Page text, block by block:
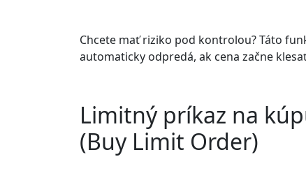
Chcete mať riziko pod kontrolou? Táto
automaticky odpredá, ak cena začne
Limitný príkaz na
(Buy Limit Order)